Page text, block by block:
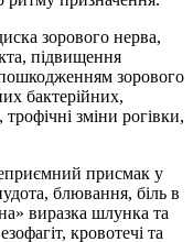
зорового нерва,
підвищення
зорового
бактерійних,
зміни рогівки,
присмак у
блювання, біль в
виразка шлунка та
кровотечі та